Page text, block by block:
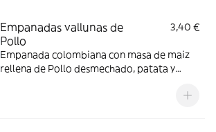
Empanadas vallunas de
Pollo
3,40 €
Empanada colombiana con masa de maiz
rellena de Pollo desmechado, patata y